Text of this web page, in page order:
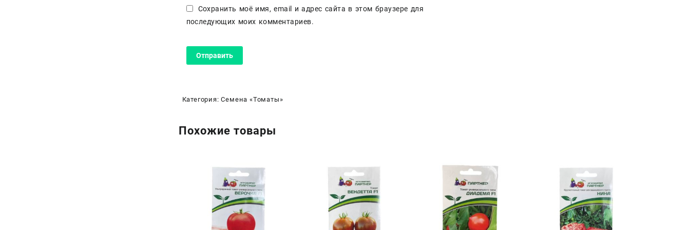
Сохранить моё имя, email и адрес сайта в этом браузере для
последующих моих комментариев.
Категория:Семена «Томаты»
Похожие товары